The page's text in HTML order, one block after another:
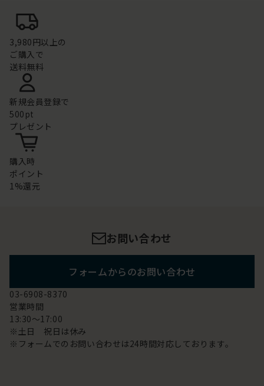
3,980円以上の
ご購入で
送料無料
新規会員登録で
500pt
プレゼント
購入時
ポイント
1%還元
お問い合わせ
フォームからのお問い合わせ
03-6908-8370
営業時間
13:30～17:00
※土日 祝日は休み
※フォームでのお問い合わせは24時間対応しております。